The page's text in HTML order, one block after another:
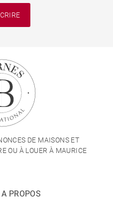
DE MAISONS ET
OU À LOUER À MAURICE
A PROPOS